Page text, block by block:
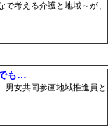
考える介護と地域～が、
も…
女共同参画地域推進員と